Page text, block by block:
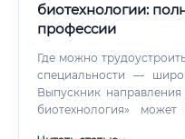
биотехнологии:
профессии
Где можно
специальности —
Выпускник
биотехнология»